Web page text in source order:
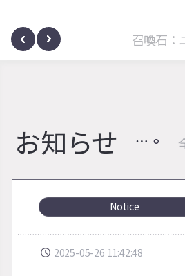
サノヴァ 召喚石：
お知らせ
Notice
2025-05-26 11:42:48